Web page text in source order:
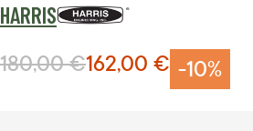
HARRIS
-10%
Prix Spécial
162,00 €
Prix normal
180,00 €